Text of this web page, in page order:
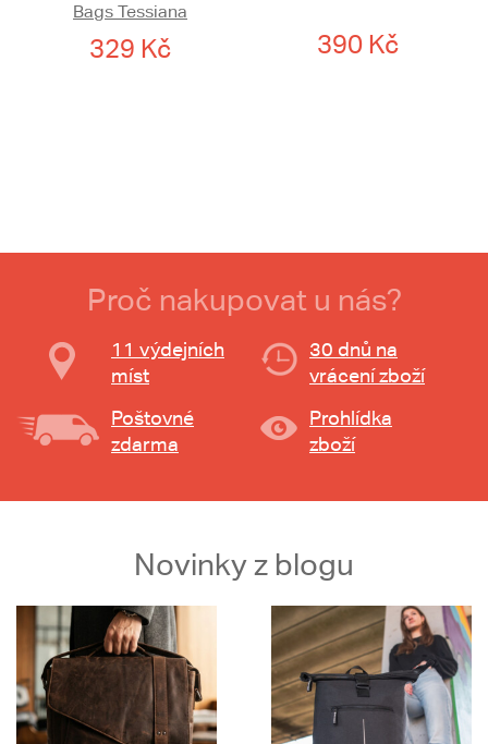
Bags Tessiana
329 Kč 390 Kč
Proč nakupovat u nás?
11 výdejních
míst
30 dnů na
vrácení zboží
Poštovné
zdarma
Prohlídka
zboží
Novinky z blogu